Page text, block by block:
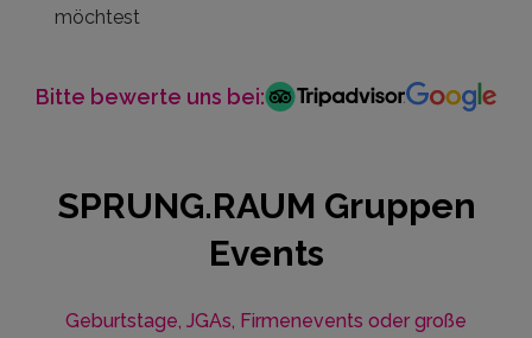
möchtest
Bitte bewerte uns bei:
SPRUNG.RAUM Gruppen
Events
Geburtstage, JGAs, Firmenevents oder große